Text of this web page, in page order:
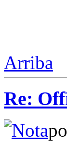
Arriba
Re: